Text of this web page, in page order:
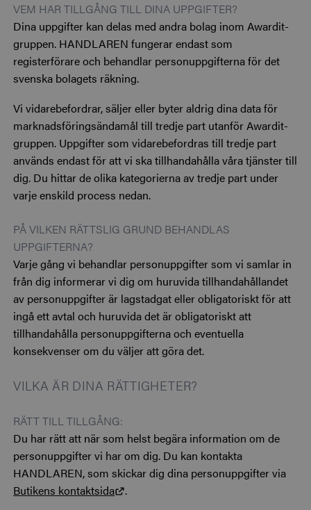
VEM HAR TILLGÅNG TILL DINA UPPGIFTER?
Dina uppgifter kan delas med andra bolag inom Awardit-
gruppen. HANDLAREN fungerar endast som
registerförare och behandlar personuppgifterna för det
svenska bolagets räkning.
Vi vidarebefordrar, säljer eller byter aldrig dina data för
marknadsföringsändamål till tredje part utanför Awardit-
gruppen. Uppgifter som vidarebefordras till tredje part
används endast för att vi ska tillhandahålla våra tjänster till
dig. Du hittar de olika kategorierna av tredje part under
varje enskild process nedan.
PÅ VILKEN RÄTTSLIG GRUND BEHANDLAS
UPPGIFTERNA?
Varje gång vi behandlar personuppgifter som vi samlar in
från dig informerar vi dig om huruvida tillhandahållandet
av personuppgifter är lagstadgat eller obligatoriskt för att
ingå ett avtal och huruvida det är obligatoriskt att
tillhandahålla personuppgifterna och eventuella
konsekvenser om du väljer att göra det.
VILKA ÄR DINA RÄTTIGHETER?
RÄTT TILL TILLGÅNG:
Du har rätt att när som helst begära information om de
personuppgifter vi har om dig. Du kan kontakta
HANDLAREN, som skickar dig dina personuppgifter via
Butikens kontaktsida
.